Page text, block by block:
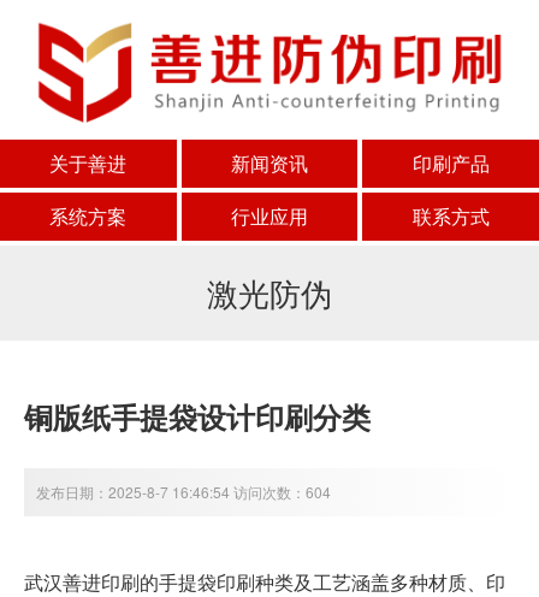
关于善进 新闻资讯
印刷产品
系统方案
行业应用 联系方式
激光防伪
铜版纸手提袋设计印刷分类
发布日期：2025-8-7 16:46:54 访问次数：604
武汉善进印刷的手提袋印刷种类及工艺涵盖多种材质、印